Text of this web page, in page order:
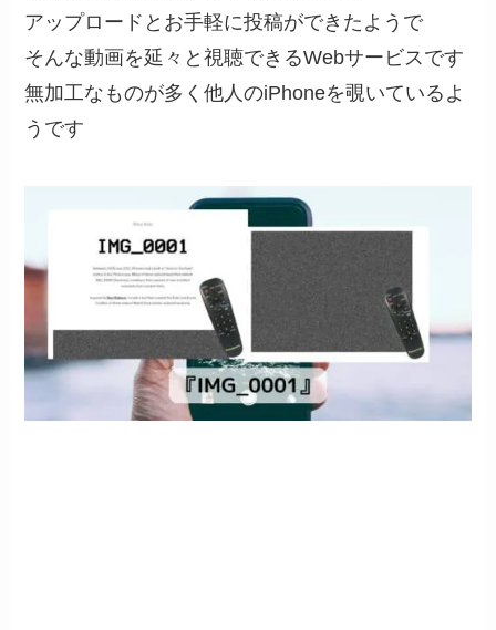
アップロードとお手軽に投稿ができたようで
そんな動画を延々と視聴できるWebサービスです
無加工なものが多く他人のiPhoneを覗いているよ
うです